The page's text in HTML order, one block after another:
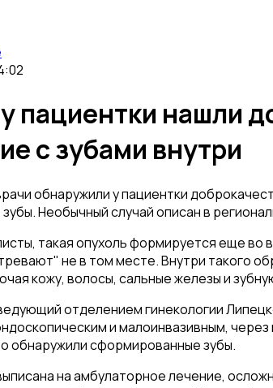
пациентки нашли
с зубами внутри
обнаружили у пациентки
Необычный случай описан в
такая опухоль формируется еще
не в том месте. Внутри такого
кожу, волосы, сальные железы и
отделением гинекологии
и малоинвазивным, через
обнаружили сформированные зубы.
на амбулаторное лечение,